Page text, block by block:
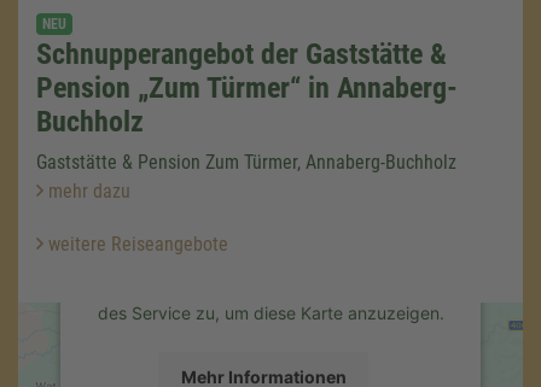
NEU
Schnupperangebot der Gaststätte &
Pension „Zum Türmer“ in Annaberg-
Buchholz
Gaststätte & Pension Zum Türmer, Annaberg-Buchholz
mehr dazu
weitere Reiseangebote
Wir benötigen Ihre Zustimmung,
um den Google Maps-Service zu
Dieser Service kann Daten zu Ihren
des Service zu, um diese Karte anzuzeigen.
Mehr Informationen